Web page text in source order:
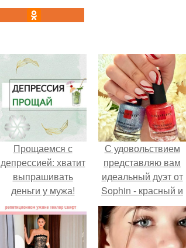
Прощаемся с
депрессией: хватит
выпрашивать
деньги у мужа!
С удовольствием
представляю вам
идеальный дуэт от
Sophin - красный и
синий оттенки Sand
Effect номер 0299 и
номер 0262.